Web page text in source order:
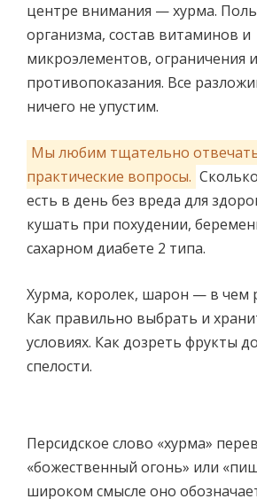
центре внимания — хурма.
организма, состав витаминов и
микроэлементов, ограничения и
противопоказания. Все
ничего не упустим.
Мы любим тщательно
практические вопросы.
есть в день без вреда для
кушать при похудении,
сахарном диабете 2 типа.
Хурма, королек, шарон — в чем
Как правильно выбрать и
условиях. Как дозреть фрукты
спелости.
Персидское слово «хурма»
«божественный огонь» или
широком смысле оно